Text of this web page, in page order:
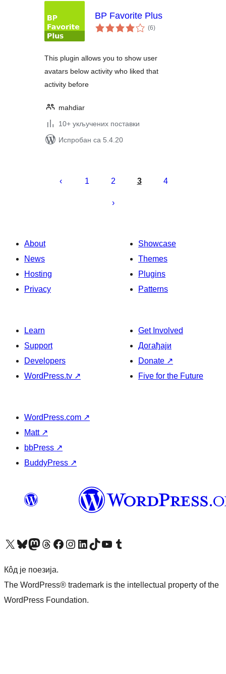
BP Favorite Plus
(6укупних
оцена
)
This plugin allows you to show user
avatars below activity who liked that
activity before
mahdiar
10+ укључених поставки
Испробан са 5.4.20
чланака
1 2 3 4
About
News
Hosting
Privacy
Showcase
Themes
Plugins
Patterns
Learn
Support
Developers
WordPress.tv ↗
Get Involved
Догађаји
Donate ↗
Five for the Future
WordPress.com ↗
Matt ↗
bbPress ↗
BuddyPress ↗
Visit our X (formerly Twitter) account
Посетите наш Bluesky налог
Visit our Mastodon account
Посетите наш налог на Threads-у Visit our Facebook pageПосетите наш Инстаграм налог
Visit our LinkedIn account
Посетите наш TikTok налог
Visit our YouTube channel
Посетите наш Tumblr налог
Кôд је поезија.
The WordPress® trademark is the intellectual property of the
WordPress Foundation.